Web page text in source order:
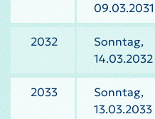
09.03.2031
2032
Sonntag,
14.03.2032
2033
Sonntag,
13.03.2033